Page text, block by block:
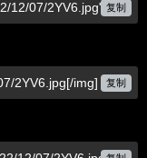
复制
复制